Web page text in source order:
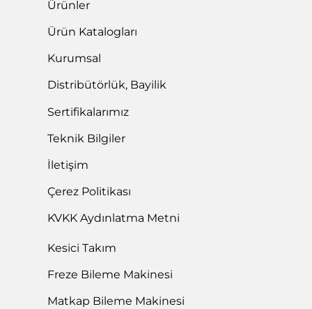
Ürünler
Ürün Katalogları
Kurumsal
Distribütörlük, Bayilik
Sertifikalarımız
Teknik Bilgiler
İletişim
Çerez Politikası
KVKK Aydınlatma Metni
Kesici Takım
Freze Bileme Makinesi
Matkap Bileme Makinesi